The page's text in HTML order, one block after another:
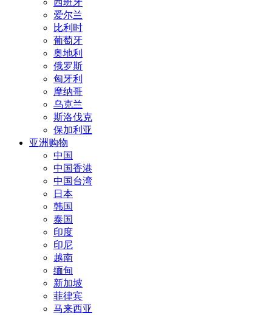
爱尔兰
比利时
葡萄牙
奥地利
俄罗斯
匈牙利
摩纳哥
乌克兰
斯洛伐克
保加利亚
亚洲购物
中国
中国香港
中国台湾
日本
韩国
泰国
印度
印尼
越南
缅甸
新加坡
菲律宾
马来西亚